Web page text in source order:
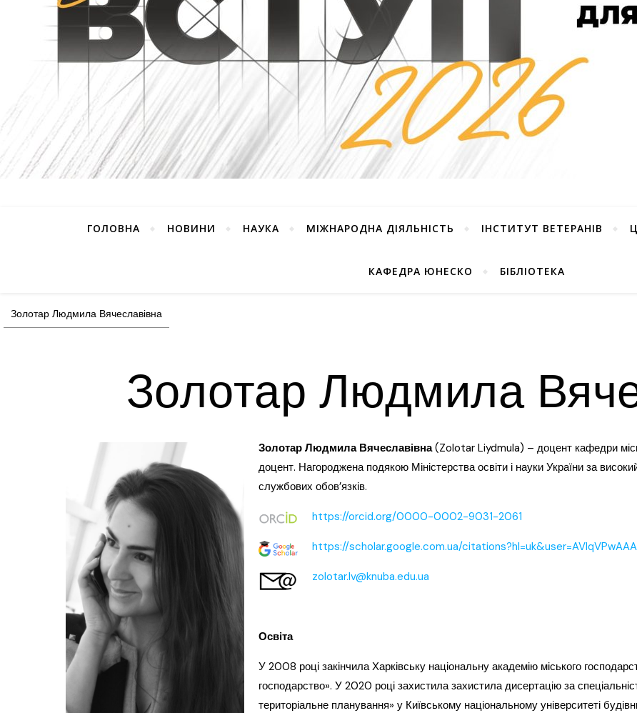
ГОЛОВНА НОВИНИ НАУКА МІЖНАРОДНА ДІЯЛЬНІСТЬ ІНСТИТУТ ВЕТЕРАНІВ
КАФЕДРА ЮНЕСКО БІБЛІОТЕКА
Золотар Людмила Вячеславівна
Золотар Людмила
Золотар Людмила Вячеславівна(Zolotar Liydmula) – доцент кафедри
доцент. Нагороджена подякою Міністерства освіти і науки України за
службових обов’язків.
https://orcid.org/0000-0002-9031-2061
https://scholar.google.com.ua/
zolotar.lv@knuba.edu.ua
Освіта
У 2008 році закінчила Харківську національну академію міського
господарство». У 2020 році захистила захистила дисертацію за
територіальне планування» у Київському національному університеті